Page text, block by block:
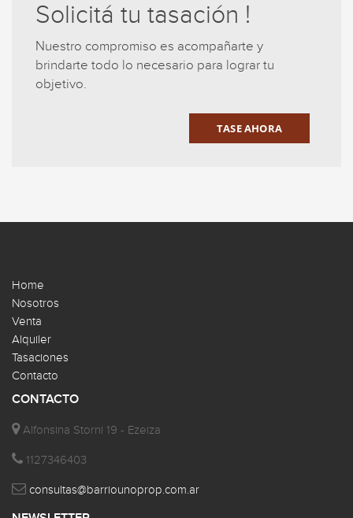
Solicitá tu tasación !
Nuestro compromiso es acompañarte y
brindarte todo lo necesario para lograr tu
objetivo.
TASE AHORA
Home
Nosotros
Venta
Alquiler
Tasaciones
Contacto
CONTACTO
Alfonsina Storni 19 - Ezeiza
1127346403
consultas@barriounoprop.com.ar